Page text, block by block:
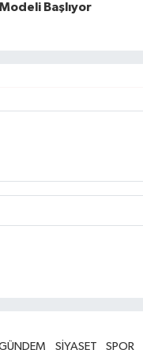
Modeli Başlıyor
SİYASET SPOR